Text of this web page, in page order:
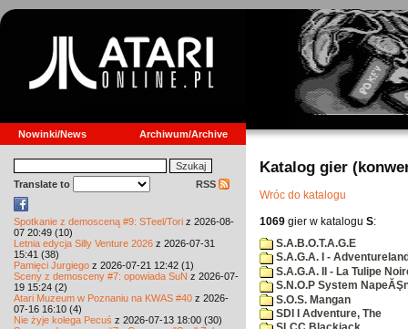
Nowinki/News Archiwum/Archive
Translate to RSS
Spotkanie z demosceną #9: STeel/Tori z 2026-08-
07 20:49 (10)
Letnia edycja Silly Venture 2026 z 2026-07-31
15:41 (38)
Pamięci Jurgiego z 2026-07-21 12:42 (1)
Sceny z demosceny #7: opowiada SuN z 2026-07-
19 15:24 (2)
Atari Muzeum w Poznaniu na KWAS #40 z 2026-
07-16 16:10 (4)
Nie żyje kolega Pecuś z 2026-07-13 18:00 (30)
Katalog gier
Wróc do katalogu
1069 gier w katalogu S:
S.A.B.O.T.A.G.E
S.A.G.A. I -
S.A.G.A. II - La Tulipe
S.N.O.P System
S.O.S. Mangan
SDI I Adventure, The